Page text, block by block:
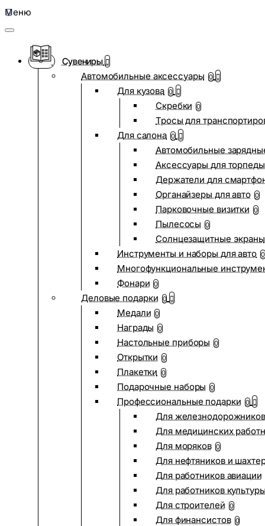
Меню
Сувениры
Автомобильные аксессуары 0
Для кузова 0
Скребки 0
Тросы для
Для салона 0
Автомобильные
Аксессуары для
Держатели для
Органайзеры для авто 0
Парковочные визитки 0
Пылесосы 0
Солнцезащитные экраны
Инструменты и наборы для авто 0
Многофункциональные
Фонари 0
Деловые подарки 0
Медали 0
Награды 0
Настольные приборы 0
Открытки 0
Плакетки 0
Подарочные наборы 0
Профессиональные подарки 0
Для железнодорожников
Для медицинских
Для моряков 0
Для нефтяников и
Для работников авиации
Для работников
Для строителей 0
Для финансистов 0